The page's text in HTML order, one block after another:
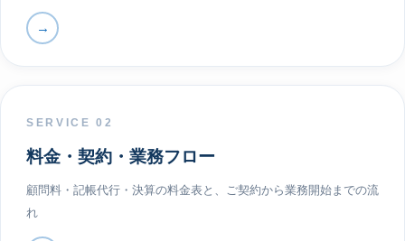
→
SERVICE 02
料金・契約・業務フロー
顧問料・記帳代行・決算の料金表と、ご契約から業務開始までの流
れ